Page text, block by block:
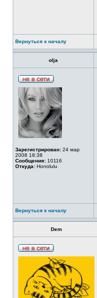
Вернуться к началу
olja
Зарегистрирован: 24 мар
2008 18:38
Сообщения: 10116
Откуда: Honolulu
Вернуться к началу
Dem